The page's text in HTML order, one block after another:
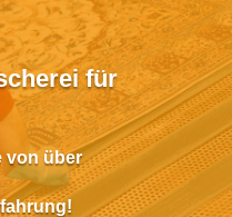
für
von über